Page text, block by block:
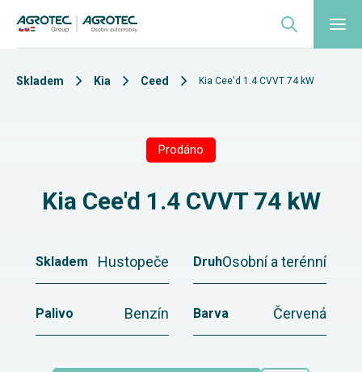
Skladem Kia Ceed Kia Cee'd 1.4 CVVT 74 kW
Prodáno
Kia Cee'd 1.4 CVVT 74 kW
Skladem Hustopeče DruhOsobní a terénní
Palivo Benzín Barva Červená